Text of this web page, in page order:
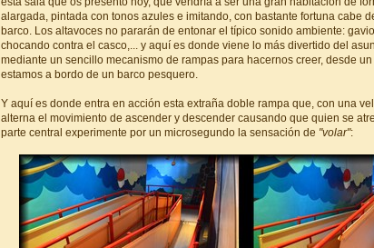
alargada, pintada con tonos azules e imitando, con bastante fortuna cabe
barco. Los altavoces no pararán de entonar el típico sonido ambiente:
chocando contra el casco,... y aquí es donde viene lo más divertido del
mediante un sencillo mecanismo de rampas para hacernos creer, desde
estamos a bordo de un barco pesquero.
Y aquí es donde entra en acción esta extraña doble rampa que, con una
alterna el movimiento de ascender y descender causando que quien se
parte central experimente por un microsegundo la sensación de "volar":